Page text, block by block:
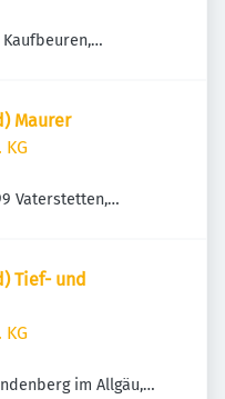
Kaufbeuren,
Maurer
Vaterstetten,
Tief- und
im Allgäu,